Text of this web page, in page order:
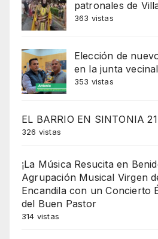
patronales de
363 vistas
Elección de
en la junta
353 vistas
EL BARRIO EN SINTONIA 21
326 vistas
¡La Música Resucita en
Agrupación Musical Virgen
Encandila con un Concierto
del Buen Pastor
314 vistas